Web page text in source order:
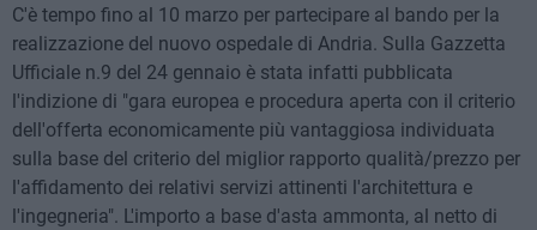
C'è tempo fino al 10 marzo per partecipare al bando per la
realizzazione del nuovo ospedale di Andria. Sulla Gazzetta
Ufficiale n.9 del 24 gennaio è stata infatti pubblicata
l'indizione di "gara europea e procedura aperta con il criterio
dell'offerta economicamente più vantaggiosa individuata
sulla base del criterio del miglior rapporto qualità/prezzo per
l'affidamento dei relativi servizi attinenti l'architettura e
l'ingegneria". L'importo a base d'asta ammonta, al netto di